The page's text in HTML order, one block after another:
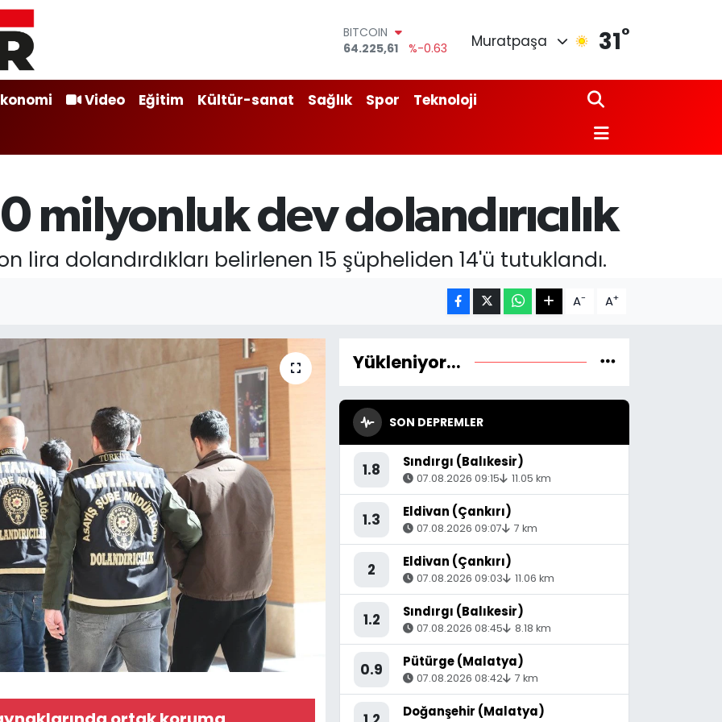
BITCOIN
64.225,61
%-0.63
47,7143
%0.16
EURO
55,0317
BİST100
13.799
%70
Muratpaşa 31°
Video Eğitim Kültür-sanat Sağlık Spor
Teknoloji
milyonluk dev dolandırıcılık
dolandırdıkları belirlenen 15 şüpheliden 14'ü tutuklandı.
A- A+
Yükleniyor...
SON DEPREMLER
1.8 Sındırgı (Balıkesir)
07.08.2026 09:15 11.05 km
1.3 Eldivan (Çankırı)
07.08.2026 09:07 7 km
2 Eldivan (Çankırı)
07.08.2026 09:03 11.06 km
1.2 Sındırgı (Balıkesir)
07.08.2026 08:45 8.18 km
0.9 Pütürge (Malatya)
07.08.2026 08:42 7 km
Doğanşehir (Malatya)